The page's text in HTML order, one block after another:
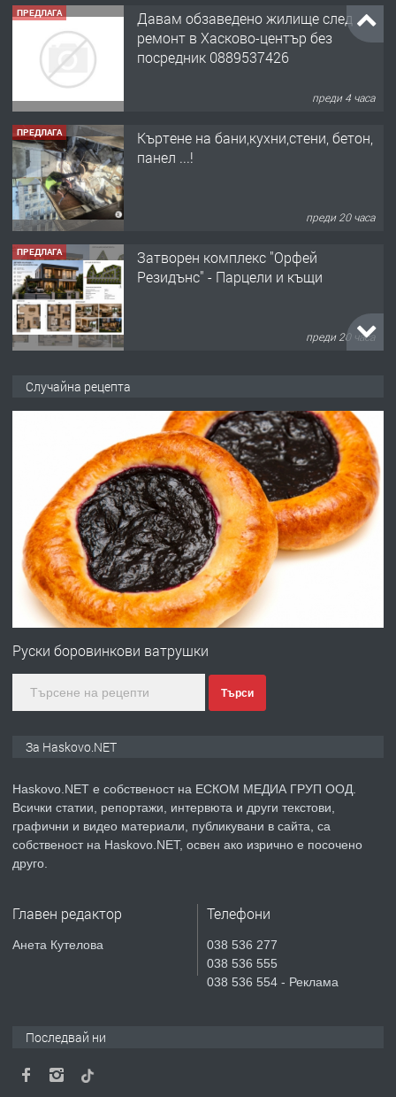
ПРЕДЛАГА
Къртене на бани,кухни,стени, бетон,
панел ...!
преди 20 часа
ПРЕДЛАГА
Затворен комплекс "Орфей
Резидънс" - Парцели и къщи
преди 20 часа
ПРЕДЛАГА
Продавам парцел в кв. Младежки
хълм в Хасково без посредници 0889
преди 20 часа
преди 20 часа
ПРЕДЛАГА Под НАЕМ двустаен Орфей
ПРЕДЛАГА
Нов апартамент на ул. Липа до
преди 5 дни
ПРЕДЛАГА
НАПЪЛНО ОБЗАВЕДЕН И
Давам гараж под наем
Случайна рецепта
Руски боровинкови ватрушки
Търси
За Haskovo.NET
Haskovo.NET е собственост на ЕСКОМ МЕДИА ГРУП ООД.
Всички статии, репортажи, интервюта и други текстови,
графични и видео материали, публикувани в сайта, са
собственост на Haskovo.NET, освен ако изрично е посочено
друго.
Главен редактор
Анета Кутелова
Телефони
038 536 277
038 536 555
038 536 554 - Реклама
Последвай ни